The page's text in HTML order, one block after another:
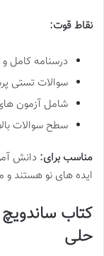
نقاط قوت:
درسنامه کامل و
سوالات تستی
شامل آزمون
سطح سوالات
مناسب برای: دانش
ایده های نو هستند و
کتاب
حلی